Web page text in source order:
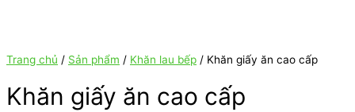
Trang chủ / Sản phẩm / Khăn lau bếp / Khăn giấy ăn cao cấp
Khăn giấy ăn cao cấp